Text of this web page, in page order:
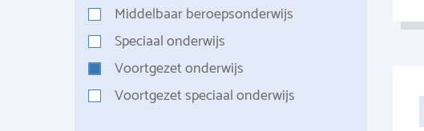
Middelbaar beroepsonderwijs
Speciaal onderwijs
Voortgezet onderwijs
Voortgezet speciaal onderwijs